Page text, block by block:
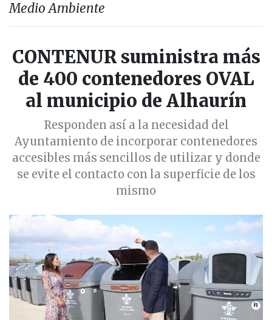
Medio Ambiente
CONTENUR suministra más
de 400 contenedores OVAL
al municipio de Alhaurín
Responden así a la necesidad del
Ayuntamiento de incorporar contenedores
accesibles más sencillos de utilizar y donde
se evite el contacto con la superficie de los
mismo